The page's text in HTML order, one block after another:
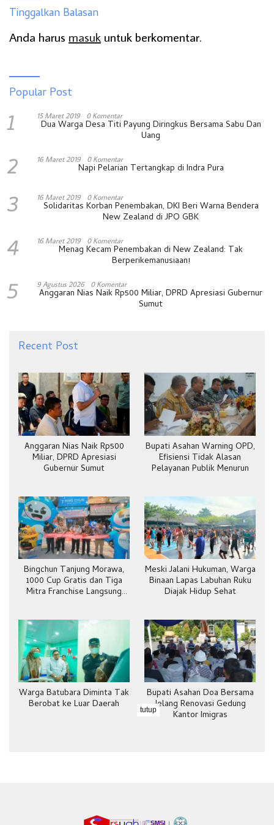
Tinggalkan Balasan
Anda harus masuk untuk berkomentar.
Popular Post
1 15 Maret 2019 0 Komentar
Dua Warga Desa Titi Payung Diringkus Bersama Sabu Dan
Uang
2 16 Maret 2019 0 Komentar
Napi Pelarian Tertangkap di Indra Pura
3 16 Maret 2019 0 Komentar
Solidaritas Korban Penembakan, DKI Beri Warna Bendera
New Zealand di JPO GBK
4 16 Maret 2019 0 Komentar
Menag Kecam Penembakan di New Zealand: Tak
Berperikemanusiaan!
5 9 Agustus 2026 0 Komentar
Anggaran Nias Naik Rp500 Miliar, DPRD Apresiasi Gubernur
Sumut
Recent Post
Anggaran Nias Naik Rp500
Miliar, DPRD Apresiasi
Gubernur Sumut
Bupati Asahan Warning OPD,
Efisiensi Tidak Alasan
Pelayanan Publik Menurun
Bingchun Tanjung Morawa,
1000 Cup Gratis dan Tiga
Mitra Franchise Langsung
Meski Jalani Hukuman, Warga
Binaan Lapas Labuhan Ruku
Diajak Hidup Sehat
Warga Batubara Diminta Tak
Berobat ke Luar Daerah
Bupati Asahan Doa Bersama
Jelang Renovasi Gedung
Kantor Imigras
tutup